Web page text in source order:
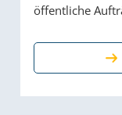
öffentliche